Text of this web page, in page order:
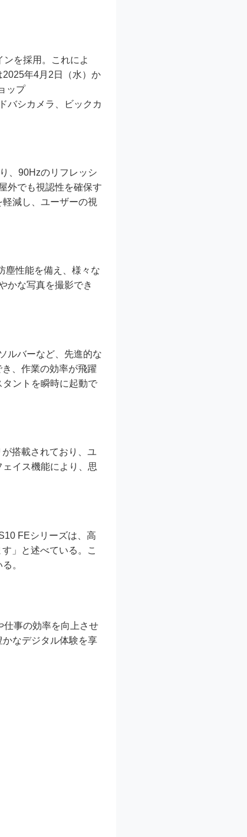
を採用。これによ
年4月2日（水）か
ップ
バシカメラ、ビックカ
、90Hzのリフレッシ
外でも視認性を確保す
減し、ユーザーの視
塵性能を備え、様々な
かな写真を撮影でき
ルバーなど、先進的な
、作業の効率が飛躍
ントを瞬時に起動で
搭載されており、ユ
イス機能により、思
FEシリーズは、高
」と述べている。こ
。
仕事の効率を向上させ
なデジタル体験を享